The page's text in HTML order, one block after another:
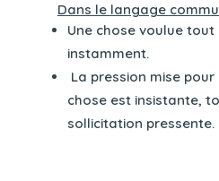
Dans le langage
Une chose voulue
instamment.
La pression mise
chose est insistante,
sollicitation pressente.